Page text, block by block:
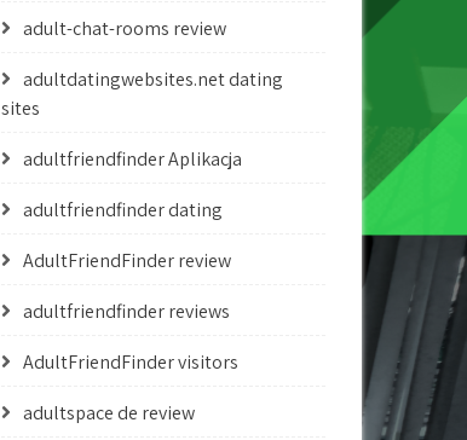
adult-chat-rooms review
adultdatingwebsites.net dating
sites
adultfriendfinder Aplikacja
adultfriendfinder dating
AdultFriendFinder review
adultfriendfinder reviews
AdultFriendFinder visitors
adultspace de review